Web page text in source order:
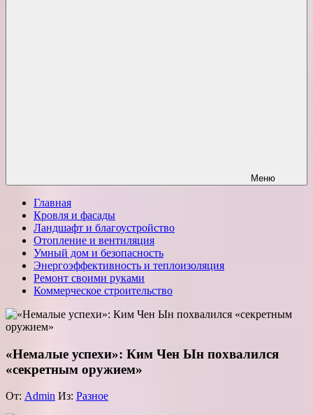
Меню
Главная
Кровля и фасады
Ландшафт и благоустройство
Отопление и вентиляция
Умный дом и безопасность
Энергоэффективность и теплоизоляция
Ремонт своими руками
Коммерческое строительство
«Немалые успехи»: Ким Чен Ын похвалился
«секретным оружием»
От: Admin Из: Разное